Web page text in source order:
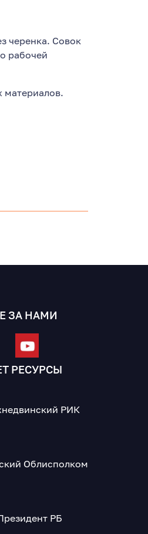
черенка. Совок
рабочей
материалов.
ЗА НАМИ
РЕСУРСЫ
РИК
Облисполком
РБ